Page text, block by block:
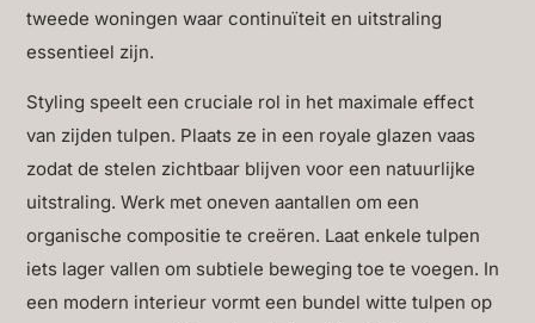
tweede woningen waar continuïteit en uitstraling
essentieel zijn.
Styling speelt een cruciale rol in het maximale effect
van zijden tulpen. Plaats ze in een royale glazen vaas
zodat de stelen zichtbaar blijven voor een natuurlijke
uitstraling. Werk met oneven aantallen om een
organische compositie te creëren. Laat enkele tulpen
iets lager vallen om subtiele beweging toe te voegen. In
een modern interieur vormt een bundel witte tulpen op